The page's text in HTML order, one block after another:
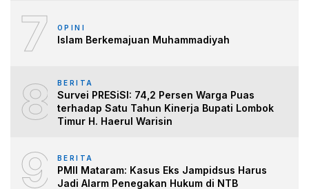
7 OPINI
Islam Berkemajuan Muhammadiyah
8 BERITA
Survei PRESiSI: 74,2 Persen Warga Puas
terhadap Satu Tahun Kinerja Bupati Lombok
Timur H. Haerul Warisin
9 BERITA
PMII Mataram: Kasus Eks Jampidsus Harus
Jadi Alarm Penegakan Hukum di NTB